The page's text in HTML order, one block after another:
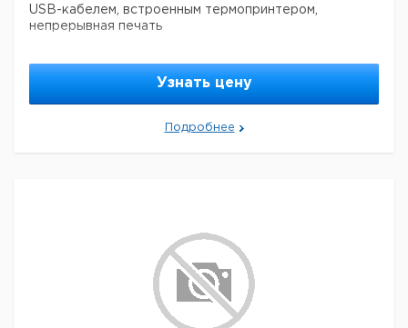
USB-кабелем, встроенным термопринтером,
непрерывная печать
Узнать цену
Подробнее